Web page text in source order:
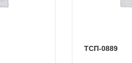
ТСП-0889